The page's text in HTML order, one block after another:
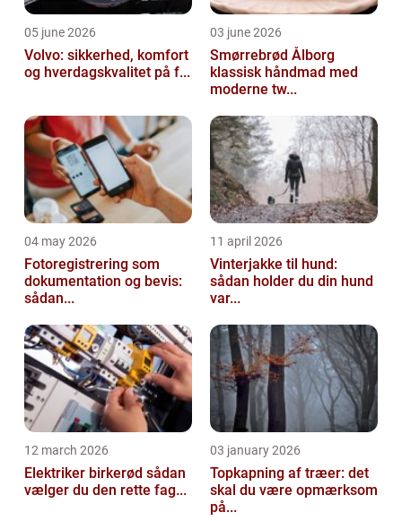
05 june 2026
Volvo: sikkerhed, komfort
og hverdagskvalitet på f...
03 june 2026
Smørrebrød Ålborg
klassisk håndmad med
moderne tw...
04 may 2026
Fotoregistrering som
dokumentation og bevis:
sådan...
11 april 2026
Vinterjakke til hund:
sådan holder du din hund
var...
12 march 2026
Elektriker birkerød sådan
vælger du den rette fag...
03 january 2026
Topkapning af træer: det
skal du være opmærksom
på...